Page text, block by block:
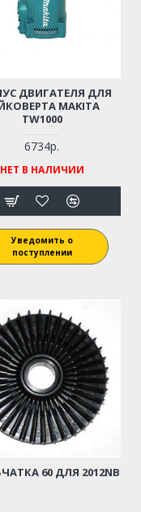
ДВИГАТЕЛЯ ДЛЯ
MAKITA
TW1000
6734р.
НЕТ В НАЛИЧИИ
Уведомить о
поступлении
60 ДЛЯ 2012NB